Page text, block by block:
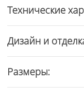
Технические
Дизайн и
Размеры: